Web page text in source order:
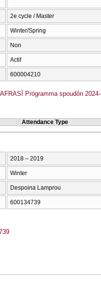
2e cycle / Master
Winter/Spring
Non
Actif
600004210
Prógramma spoudṓn 2024-
Attendance Type
2018 – 2019
Winter
Despoina Lamprou
600134739